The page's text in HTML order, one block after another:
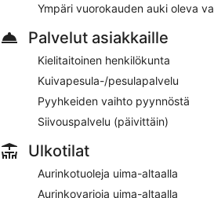
Ympäri vuorokauden auki oleva
Palvelut asiakkaille
Kielitaitoinen henkilökunta
Kuivapesula-/pesulapalvelu
Pyyhkeiden vaihto pyynnöstä
Siivouspalvelu (päivittäin)
Ulkotilat
Aurinkotuoleja uima-altaalla
Aurinkovarjoja uima-altaalla